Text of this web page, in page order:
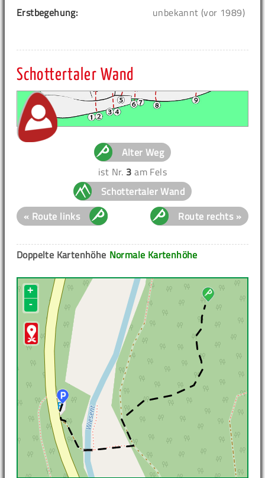
Erstbegehung: unbekannt (vor 1989)
Schottertaler Wand
Alter Weg
ist Nr. 3 am Fels
Schottertaler Wand
« Route links
Route rechts »
Normale Kartenhöhe
Doppelte Kartenhöhe
+
-